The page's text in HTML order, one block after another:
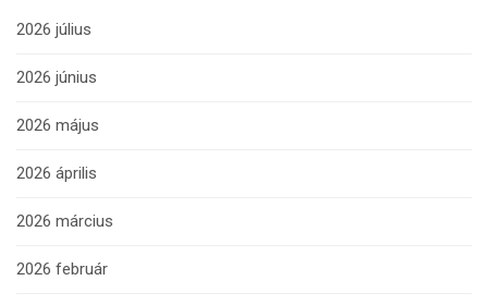
2026 július
2026 június
2026 május
2026 április
2026 március
2026 február